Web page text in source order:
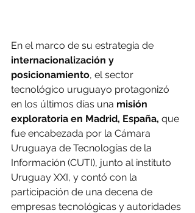
En el marco de su estrategia de
internacionalización y
posicionamiento, el sector
tecnológico uruguayo protagonizó
en los últimos días una misión
exploratoria en Madrid, España, que
fue encabezada por la Cámara
Uruguaya de Tecnologías de la
Información (CUTI), junto al instituto
Uruguay XXI, y contó con la
participación de una decena de
empresas tecnológicas y autoridades